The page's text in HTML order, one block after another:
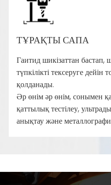
ТҰРАҚТЫ САПА
Гаитид шикізаттан бастап,
түпкілікті тексеруге
қолданады.
Әр өнім әр өнім, сонымен
қаттылық тестілеу,
анықтау және